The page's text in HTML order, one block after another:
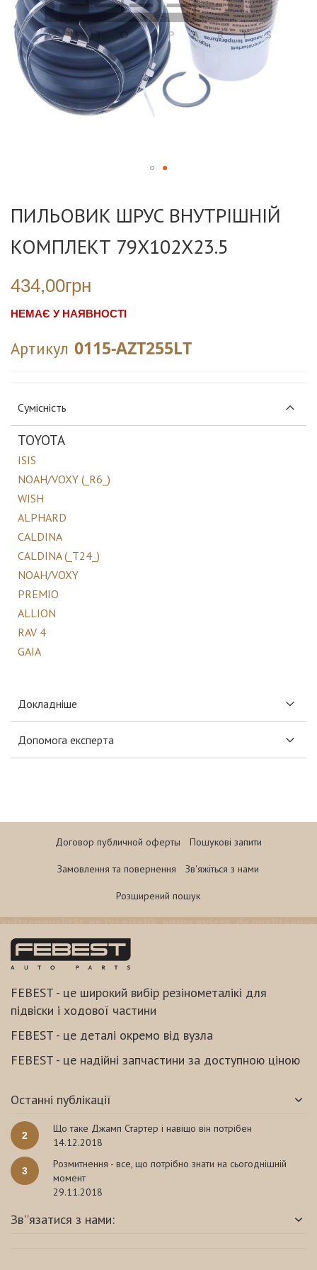
початку
зображень
ПИЛЬОВИК ШРУС ВНУТРІШНІЙ
КОМПЛЕКТ 79X102X23.5
434,00грн
НЕМАЄ У НАЯВНОСТІ
Артикул 0115-AZT255LT
Сумісність
TOYOTA
ISIS
NOAH/VOXY (_R6_)
WISH
ALPHARD
CALDINA
CALDINA (_T24_)
NOAH/VOXY
PREMIO
ALLION
RAV 4
GAIA
Докладніше
Допомога експерта
Договор публичной оферты Пошукові запити
Замовлення та повернення Зв'яжіться з нами
Розширений пошук
FEBEST - це широкий вибір резінометалікі для
підвіски і ходової частини
FEBEST - це деталі окремо від вузла
FEBEST - це надійні запчастини за доступною ціною
Останні публікації
2
Що таке Джамп Стартер і навіщо він потрібен
14.12.2018
3
Розмитнення - все, що потрібно знати на сьогоднішній
момент
29.11.2018
Зв''язатися з нами: